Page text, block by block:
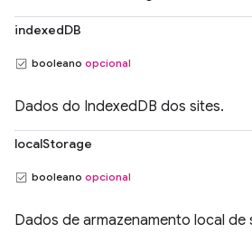
indexedDB
booleano opcional
Dados do IndexedDB dos sites.
localStorage
booleano opcional
Dados de armazenamento local de